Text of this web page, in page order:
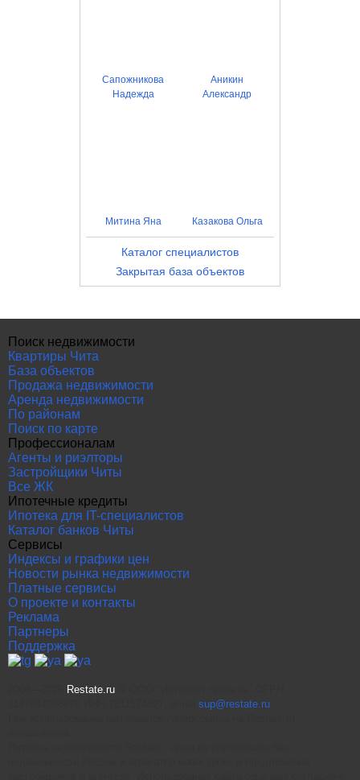
Сапожникова
Надежда
Аникин
Александр
Митина Яна Казакова Ольга
Каталог специалистов
Закрытая база объектов
Поиск недвижимости
Квартиры Чита
База объектов
Продажа недвижимости
Аренда недвижимости
По районам
Поиск по карте
Профессионалам
Агенты и риэлторы
Застройщики Читы
Все ЖК
Ипотечные кредиты
Ипотека для IT-специалистов
Каталог банков Читы
Сервисы
Индексы и графики цен
Новости рынка недвижимости
Платные сервисы
О проекте и контакты
Реклама
Партнеры
Поддержка
Restate.ru
sup@restate.ru